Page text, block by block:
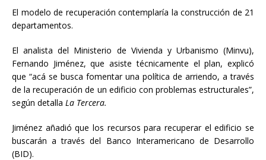
El modelo de recuperación contemplaría la construcción de 21
departamentos.
El analista del Ministerio de Vivienda y Urbanismo (Minvu),
Fernando Jiménez, que asiste técnicamente el plan, explicó
que “acá se busca fomentar una política de arriendo, a través
de la recuperación de un edificio con problemas estructurales”,
según detalla La Tercera.
Jiménez añadió que los recursos para recuperar el edificio se
buscarán a través del Banco Interamericano de Desarrollo
(BID).